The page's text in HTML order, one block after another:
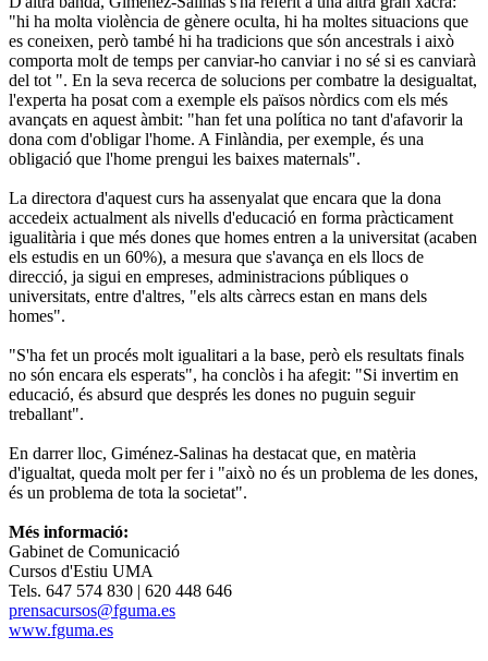
"hi ha molta violència de gènere oculta, hi ha moltes situacions que
es coneixen, però també hi ha tradicions que són ancestrals i això
comporta molt de temps per canviar-ho canviar i no sé si es canviarà
del tot ". En la seva recerca de solucions per combatre la desigualtat,
l'experta ha posat com a exemple els països nòrdics com els més
avançats en aquest àmbit: "han fet una política no tant d'afavorir la
dona com d'obligar l'home. A Finlàndia, per exemple, és una
obligació que l'home prengui les baixes maternals".
La directora d'aquest curs ha assenyalat que encara que la dona
accedeix actualment als nivells d'educació en forma pràcticament
igualitària i que més dones que homes entren a la universitat (acaben
els estudis en un 60%), a mesura que s'avança en els llocs de
direcció, ja sigui en empreses, administracions públiques o
universitats, entre d'altres, "els alts càrrecs estan en mans dels
homes".
"S'ha fet un procés molt igualitari a la base, però els resultats finals
no són encara els esperats", ha conclòs i ha afegit: "Si invertim en
educació, és absurd que després les dones no puguin seguir
treballant".
En darrer lloc, Giménez-Salinas ha destacat que, en matèria
d'igualtat, queda molt per fer i "això no és un problema de les dones,
és un problema de tota la societat".
Més informació:
Gabinet de Comunicació
Cursos d'Estiu UMA
Tels. 647 574 830 | 620 448 646
prensacursos@fguma.es
www.fguma.es